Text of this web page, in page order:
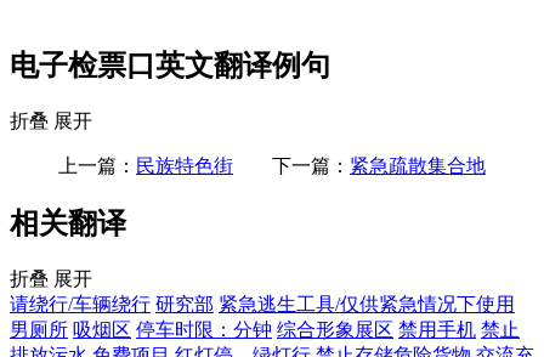
电子检票口英文翻译例句
折叠 展开
上一篇： 民族特色街 下一篇： 紧急疏散集合地
相关翻译
折叠 展开
请绕行/车辆绕行 研究部 紧急逃生工具/仅供紧急情况下使用
男厕所 吸烟区 停车时限：分钟 综合形象展区 禁用手机 禁止